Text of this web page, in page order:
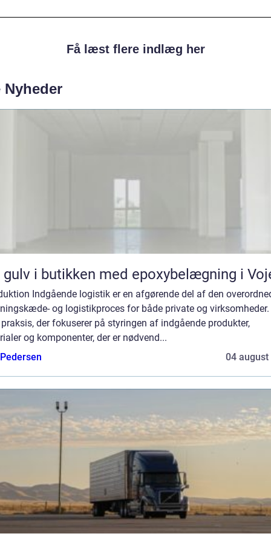
Få læst flere indlæg her
Nyheder
gulv i butikken med epoxybelægning i
Indgående logistik er en afgørende del af den
og logistikproces for både private og virksomheder.
praksis, der fokuserer på styringen af indgående produkter,
og komponenter, der er nødvend...
04 august